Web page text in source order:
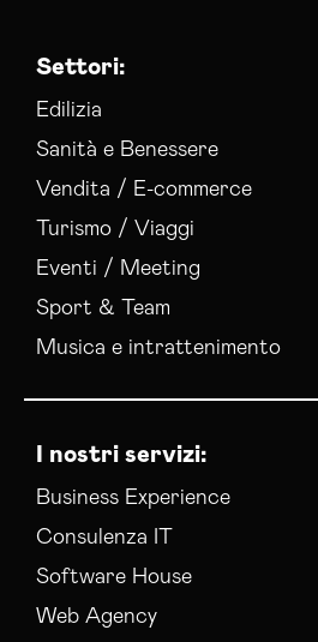
Settori:
Edilizia
Sanità e Benessere
Vendita / E-commerce
Turismo / Viaggi
Eventi / Meeting
Sport & Team
Musica e intrattenimento
I nostri servizi:
Business Experience
Consulenza IT
Software House
Web Agency